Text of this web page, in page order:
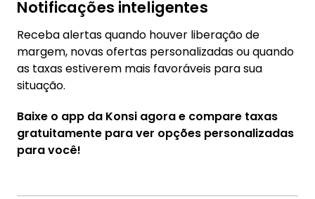
Notificações inteligentes
Receba alertas quando houver liberação de
margem, novas ofertas personalizadas ou quando
as taxas estiverem mais favoráveis para sua
situação.
Baixe o app da Konsi agora e compare taxas
gratuitamente para ver opções personalizadas
para você!